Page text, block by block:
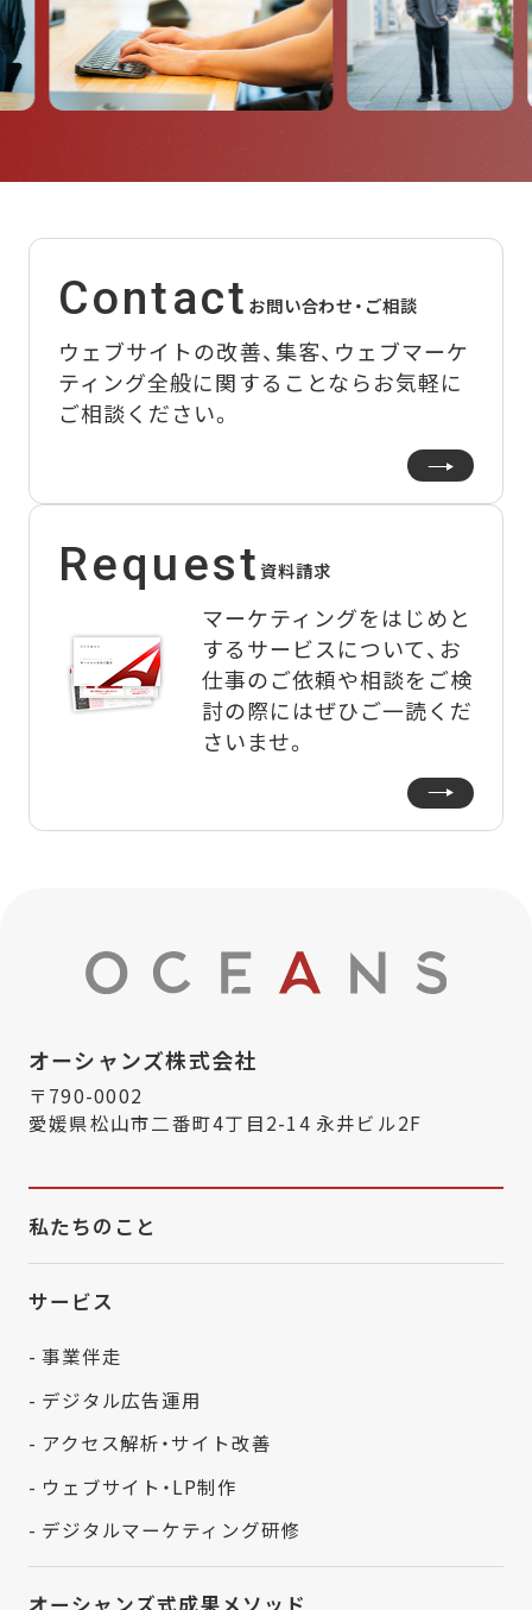
Contact お問い合わせ・ご相談
ウェブサイトの改善、集客、ウェブマーケ
ティング全般に関することならお気軽に
ご相談ください。
Request資料請求
マーケティングをはじめと
するサービスについて、 お
仕事のご依頼や相談をご検
討の際にはぜひご一読くだ
さいませ。
オーシャンズ株式会社
〒790-0002
愛媛県松山市二番町4丁目2-14 永井ビル2F
私たちのこと
サービス
- 事業伴走
- デジタル広告運用
- アクセス解析・サイト改善
- ウェブサイト・LP制作
- デジタルマーケティング研修